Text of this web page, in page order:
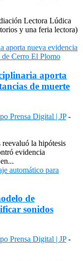
Lectora Lúdica
y una feria lectora)
aporta
de muerte
Prensa Digital | JP -
la hipótesis
evidencia
de
sonidos
Prensa Digital | JP -